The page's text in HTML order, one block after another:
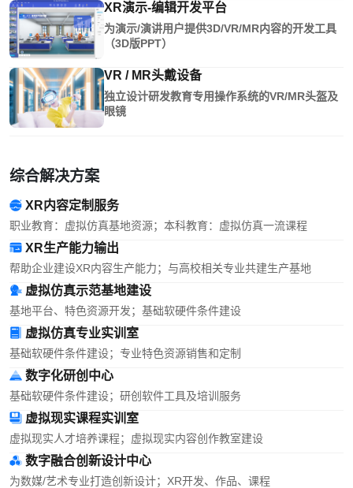
XR演示-编辑开发平台
为演示/演讲用户提供3D/VR/MR内容的开发工具
（3D版PPT）
VR / MR头戴设备
独立设计研发教育专用操作系统的VR/MR头盔及
眼镜
综合解决方案
XR内容定制服务
职业教育：虚拟仿真基地资源；本科教育：虚拟仿真一流课程
XR生产能力输出
帮助企业建设XR内容生产能力；与高校相关专业共建生产基地
虚拟仿真示范基地建设
基地平台、特色资源开发；基础软硬件条件建设
虚拟仿真专业实训室
基础软硬件条件建设；专业特色资源销售和定制
数字化研创中心
基础软硬件条件建设；研创软件工具及培训服务
虚拟现实课程实训室
虚拟现实人才培养课程；虚拟现实内容创作教室建设
数字融合创新设计中心
为数媒/艺术专业打造创新设计；XR开发、作品、课程